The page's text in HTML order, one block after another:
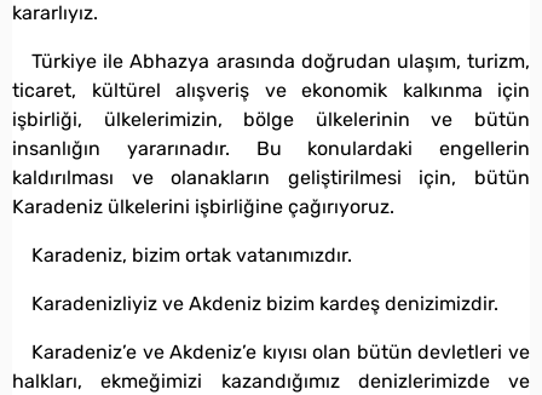
kararlıyız.
Türkiye ile Abhazya arasında doğrudan ulaşım, turizm,
ticaret, kültürel alışveriş ve ekonomik kalkınma için
işbirliği, ülkelerimizin, bölge ülkelerinin ve bütün
insanlığın yararınadır. Bu konulardaki engellerin
kaldırılması ve olanakların geliştirilmesi için, bütün
Karadeniz ülkelerini işbirliğine çağırıyoruz.
Karadeniz, bizim ortak vatanımızdır.
Karadenizliyiz ve Akdeniz bizim kardeş denizimizdir.
Karadeniz’e ve Akdeniz’e kıyısı olan bütün devletleri ve
halkları, ekmeğimizi kazandığımız denizlerimizde ve